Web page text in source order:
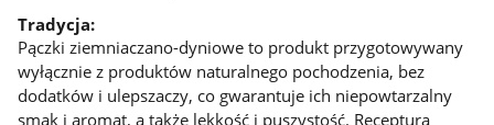
Tradycja:
Pączki ziemniaczano-dyniowe to produkt przygotowywany
wyłącznie z produktów naturalnego pochodzenia, bez
dodatków i ulepszaczy, co gwarantuje ich niepowtarzalny
smak i aromat, a także lekkość i puszystość. Receptura